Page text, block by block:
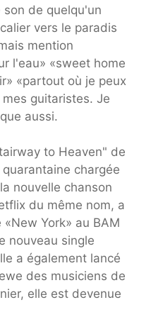
de quelqu'un
vers le paradis
mention
l'eau» «sweet home
«partout où je peux
guitaristes. Je
aussi.
to Heaven" de
chargée
nouvelle chanson
du même nom, a
York» au BAM
nouveau single
a également lancé
des musiciens de
elle est devenue